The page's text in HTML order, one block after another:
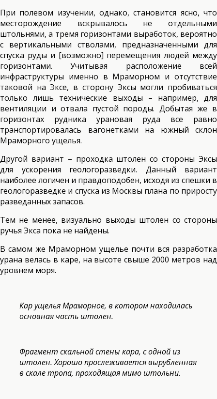
При полевом изучении, однако, становится ясно, что
месторождение вскрывалось не отдельными
штольнями, а тремя горизонтами выработок, вероятно
с вертикальными стволами, предназначенными для
спуска руды и [возможно] перемещения людей между
горизонтами. Учитывая расположение всей
инфраструктуры именно в Мраморном и отсутствие
таковой на Эксе, в сторону Эксы могли пробиваться
только лишь технические выходы – например, для
вентиляции и отвала пустой породы. Добытая же в
горизонтах рудника урановая руда все равно
транспортировалась вагонетками на южный склон
Мраморного ущелья.
Другой вариант – проходка штолен со стороны Эксы
для ускорения геологоразведки. Данный вариант
наиболее логичен и правдоподобен, исходя из спешки в
геологоразведке и спуска из Москвы плана по приросту
разведанных запасов.
Тем не менее, визуально выходы штолен со стороны
ручья Экса пока не найдены.
В самом же Мраморном ущелье почти вся разработка
урана велась в каре, на высоте свыше 2000 метров над
уровнем моря.
Кар ущелья Мраморное, в котором находилась
основная часть штолен.
Фрагмент скальной стены кара, с одной из
штолен. Хорошо прослеживается вырубленная
в скале тропа, проходящая мимо штольни.